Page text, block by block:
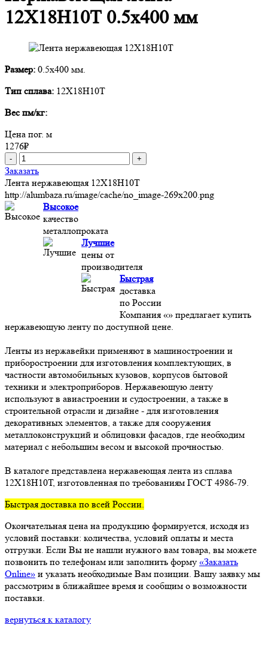
12Х18Н10Т 0.5х400 мм
Размер: 0.5х400 мм.
Тип сплава: 12Х18Н10Т
Вес пм/кг:
Цена пог. м
1276₽
- +
Заказать
Лента нержавеющая 12Х18Н10Т
http://alumbaza.ru/image/cache/no_image-269x200.png
Высокое
качество
металлопроката
Лучшие
цены от
производителя
Быстрая
доставка
по России
Компания «» предлагает купить
нержавеющую ленту по доступной цене.
Ленты из нержавейки применяют в машиностроении и
приборостроении для изготовления комплектующих, в
частности автомобильных кузовов, корпусов бытовой
техники и электроприборов. Нержавеющую ленту
используют в авиастроении и судостроении, а также в
строительной отрасли и дизайне - для изготовления
декоративных элементов, а также для сооружения
металлоконструкций и облицовки фасадов, где необходим
материал с небольшим весом и высокой прочностью.
В каталоге представлена нержавеющая лента из сплава
12Х18Н10Т, изготовленная по требованиям ГОСТ 4986-79.
Быстрая доставка по всей России.
Окончательная цена на продукцию формируется, исходя из
условий поставки: количества, условий оплаты и места
отгрузки. Если Вы не нашли нужного вам товара, вы можете
позвонить по телефонам или заполнить форму «Заказать
Online» и указать необходимые Вам позиции. Вашу заявку мы
рассмотрим в ближайшее время и сообщим о возможности
поставки.
вернуться к каталогу